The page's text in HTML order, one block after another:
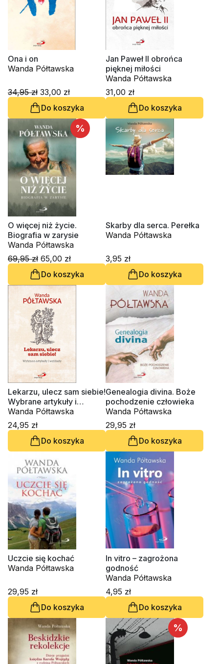
Ona i on
Wanda Półtawska
34,95 zł 33,00 zł
Do koszyka
Jan Paweł II obrońca
pięknej miłości
Wanda Półtawska
31,00 zł
Do koszyka
%
O więcej niż życie.
Biografia w zarysie
Wanda Półtawska
69,95 zł 65,00 zł
Do koszyka
Skarby dla serca. Perełka
Wanda Półtawska
3,95 zł
Do koszyka
Lekarzu, ulecz sam siebie!
Wybrane artykuły i
wykłady
Wanda Półtawska
24,95 zł
Do koszyka
Genealogia divina. Boże
pochodzenie człowieka
Wanda Półtawska
29,95 zł
Do koszyka
Uczcie się kochać
Wanda Półtawska
29,95 zł
Do koszyka
In vitro – zagrożona
godność
Wanda Półtawska
4,95 zł
Do koszyka
%